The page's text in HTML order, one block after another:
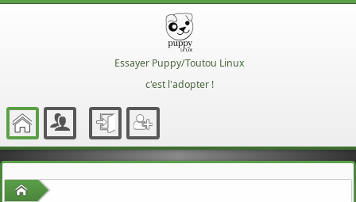
Essayer Puppy/Toutou Linux
c'est l'adopter !
Accueil